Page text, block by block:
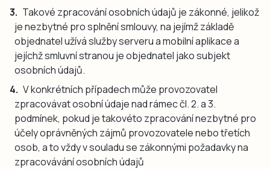
Takové zpracování osobních údajů je zákonné, jelikož
je nezbytné pro splnění smlouvy, na jejímž základě
objednatel užívá služby serveru a mobilní aplikace a
jejíchž smluvní stranou je objednatel jako subjekt
osobních údajů.
V konkrétních případech může provozovatel
zpracovávat osobní údaje nad rámec čl. 2. a 3.
podmínek, pokud je takovéto zpracování nezbytné pro
účely oprávněných zájmů provozovatele nebo třetích
osob, a to vždy v souladu se zákonnými požadavky na
zpracovávání osobních údajů